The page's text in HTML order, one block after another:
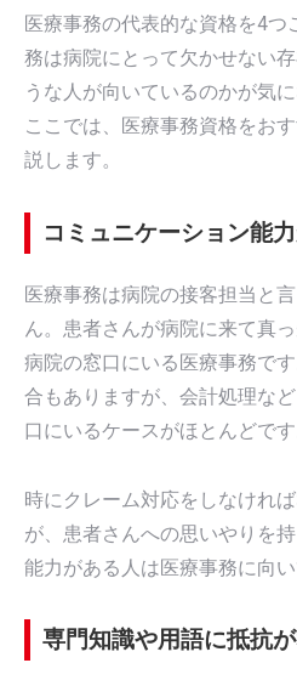
医療事務の代表的な資格を4つ
務は病院にとって欠かせない
うな人が向いているのかが気
ここでは、医療事務資格をお
説します。
コミュニケーション能
医療事務は病院の接客担当と
ん。患者さんが病院に来て真
病院の窓口にいる医療事務で
合もありますが、会計処理な
口にいるケースがほとんどです
時にクレーム対応をしなけれ
が、患者さんへの思いやりを
能力がある人は医療事務に向い
専門知識や用語に抵抗